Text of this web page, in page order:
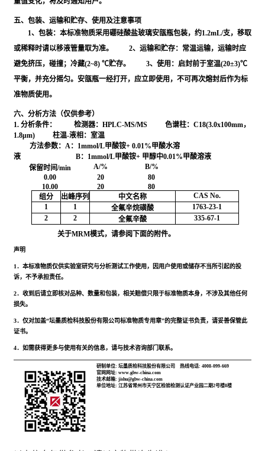
五、包装、运输和贮存、使用及注意事项
1、包装：本标准物质采用硼硅酸盐玻璃安瓿瓶包装，约1.2mL/支，移取
或稀释时请以移液管量取为准。 2、运输和贮存：常温运输，运输时应
避免挤压，碰撞；冷藏(2~8) ℃贮存。 3、使用：启封前于室温(20±3)℃
平衡，并充分摇匀。安瓿瓶一经打开，应立即使用，不可再次熔封后作为标
准物质使用。
六、分析方法（仅供参考）
1. 分析条件：
检测器：HPLC-MS/MS 色谱柱：C18(3.0x100mm，
1.8μm) 柱温-液相：室温
方法参数：A：1mmol/L甲酸铵+ 0.01%甲酸水溶
液 B：1mmol/L甲酸铵+ 甲醇中0.01%甲酸溶液
保留时间/min
A/%
B/%
0.00
20
80
10.00
20
80
组分
出峰序列 中文名称
CAS No.
1
1 全氟辛烷磺酸
1763-23-1
2
2 全氟辛酸
335-67-1
关于MRM模式，请参阅下面的附件。
声明
1．本标准物质仅供实验室研究与分析测试工作使用，因用户使用或储存不当所引起的投
诉，不予承担责任。
2．收到后请立即核对品种、数量和包装，相关赔偿只限于标准物质本身，不涉及其他任何
损失。
3．仅对加盖“坛墨质检科技股份有限公司标准物质专用章”的完整证书负责，请妥善保管此
证书。
4．如需获得更多与使用有关的信息，请与技术咨询部门联系。
研制单位: 坛墨质检科技股份有限公司
热线电话: 4008-099-669
官网网址: www.gbw-china.com
技术邮箱: jishu@gbw-china.com
单位地址: 江苏省常州市天宁区检验检测认证产业园二期2号楼8楼